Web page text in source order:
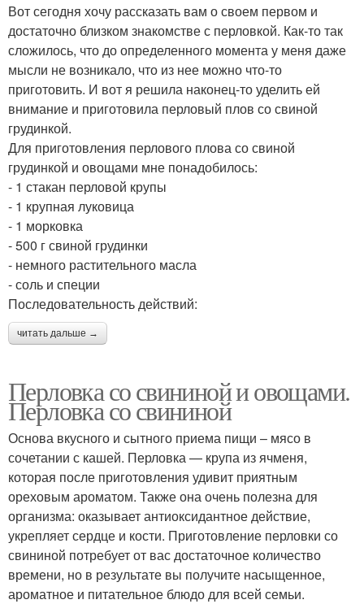
Вот сегодня хочу рассказать вам о своем первом и
достаточно близком знакомстве с перловкой. Как-то так
сложилось, что до определенного момента у меня даже
мысли не возникало, что из нее можно что-то
приготовить. И вот я решила наконец-то уделить ей
внимание и приготовила перловый плов со свиной
грудинкой.
Для приготовления перлового плова со свиной
грудинкой и овощами мне понадобилось:
- 1 стакан перловой крупы
- 1 крупная луковица
- 1 морковка
- 500 г свиной грудинки
- немного растительного масла
- соль и специи
Последовательность действий:
читать дальше →
Перловка со свининой и овощами.
Перловка со свининой
Основа вкусного и сытного приема пищи – мясо в
сочетании с кашей. Перловка — крупа из ячменя,
которая после приготовления удивит приятным
ореховым ароматом. Также она очень полезна для
организма: оказывает антиоксидантное действие,
укрепляет сердце и кости. Приготовление перловки со
свининой потребует от вас достаточное количество
времени, но в результате вы получите насыщенное,
ароматное и питательное блюдо для всей семьи.